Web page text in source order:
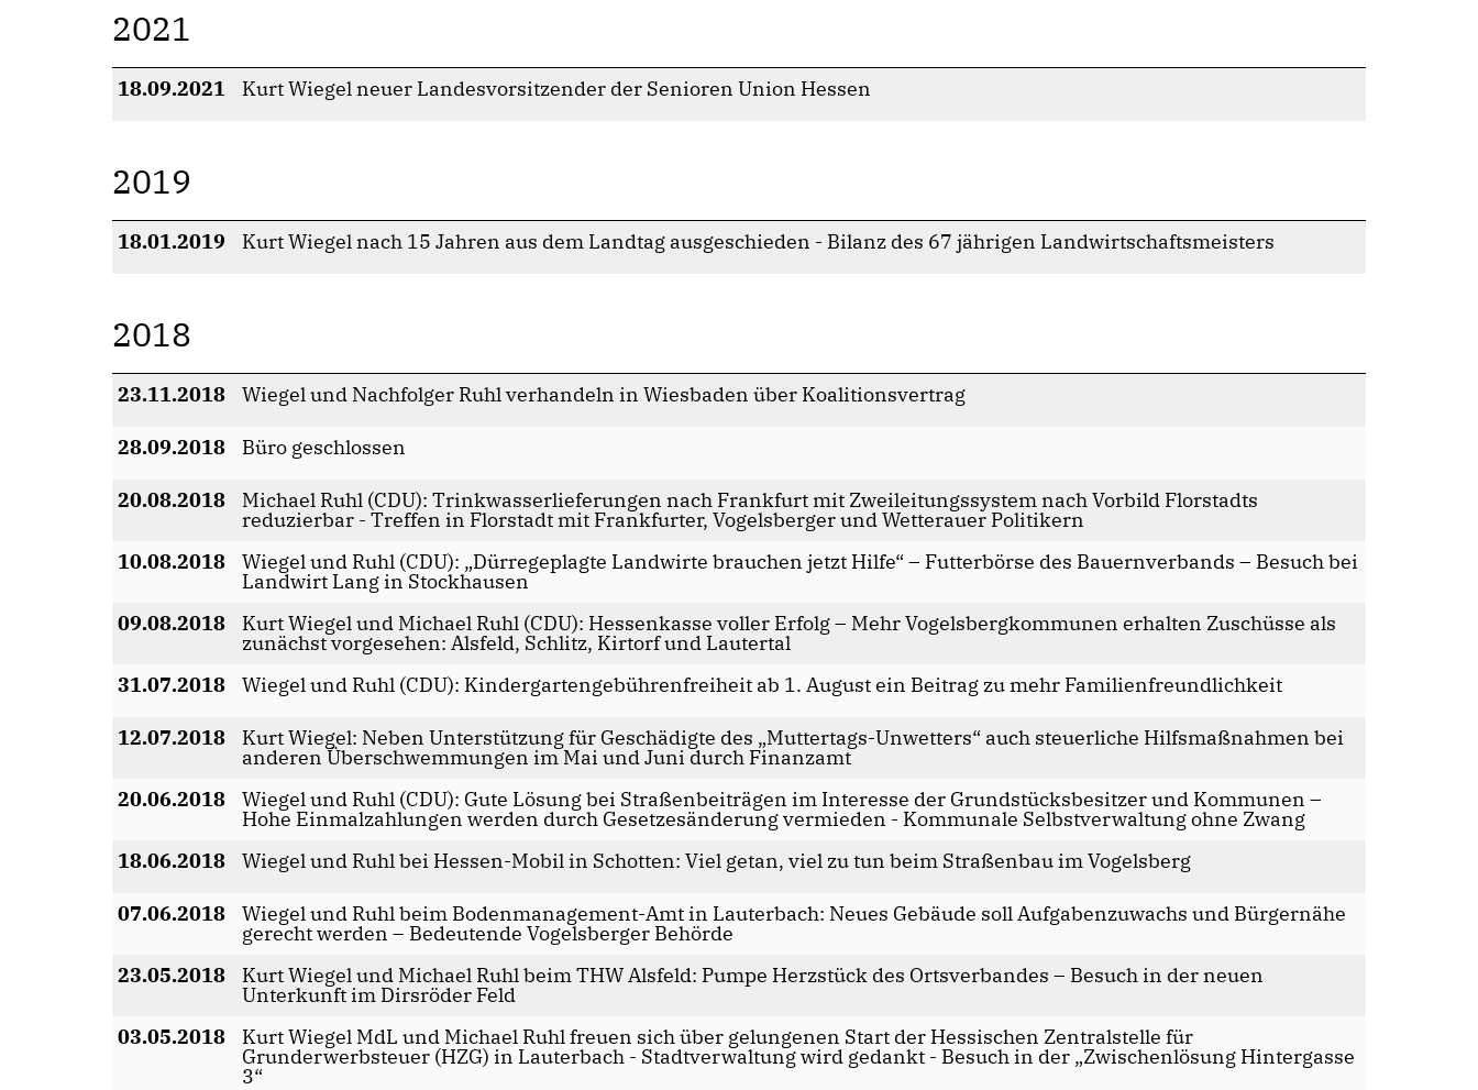
2021
18.09.2021 Kurt Wiegel neuer Landesvorsitzender der Senioren Union Hessen
2019
18.01.2019 Kurt Wiegel nach 15 Jahren aus dem Landtag ausgeschieden - Bilanz des 67 jährigen Landwirtschaftsmeisters
2018
23.11.2018 Wiegel und Nachfolger Ruhl verhandeln in Wiesbaden über Koalitionsvertrag
28.09.2018 Büro geschlossen
20.08.2018 Michael Ruhl (CDU): Trinkwasserlieferungen nach Frankfurt mit Zweileitungssystem nach Vorbild Florstadts
reduzierbar - Treffen in Florstadt mit Frankfurter, Vogelsberger und Wetterauer Politikern
10.08.2018
Wiegel und Ruhl (CDU): „Dürregeplagte Landwirte brauchen jetzt Hilfe“ – Futterbörse des Bauernverbands – Besuch bei
Landwirt Lang in Stockhausen
09.08.2018
Kurt Wiegel und Michael Ruhl (CDU): Hessenkasse voller Erfolg – Mehr Vogelsbergkommunen erhalten Zuschüsse als
zunächst vorgesehen: Alsfeld, Schlitz, Kirtorf und Lautertal
31.07.2018
Wiegel und Ruhl (CDU): Kindergartengebührenfreiheit ab 1. August ein Beitrag zu mehr Familienfreundlichkeit
12.07.2018 Kurt Wiegel: Neben Unterstützung für Geschädigte des „Muttertags-Unwetters“ auch steuerliche Hilfsmaßnahmen bei
anderen Überschwemmungen im Mai und Juni durch Finanzamt
20.06.2018
Wiegel und Ruhl (CDU): Gute Lösung bei Straßenbeiträgen im Interesse der Grundstücksbesitzer und Kommunen –
Hohe Einmalzahlungen werden durch Gesetzesänderung vermieden - Kommunale Selbstverwaltung ohne Zwang
18.06.2018
Wiegel und Ruhl bei Hessen-Mobil in Schotten: Viel getan, viel zu tun beim Straßenbau im Vogelsberg
07.06.2018 Wiegel und Ruhl beim Bodenmanagement-Amt in Lauterbach: Neues Gebäude soll Aufgabenzuwachs und Bürgernähe
gerecht werden – Bedeutende Vogelsberger Behörde
23.05.2018
Kurt Wiegel und Michael Ruhl beim THW Alsfeld: Pumpe Herzstück des Ortsverbandes – Besuch in der neuen
Unterkunft im Dirsröder Feld
03.05.2018
Kurt Wiegel MdL und Michael Ruhl freuen sich über gelungenen Start der Hessischen Zentralstelle für
Grunderwerbsteuer (HZG) in Lauterbach - Stadtverwaltung wird gedankt - Besuch in der „Zwischenlösung Hintergasse
3“